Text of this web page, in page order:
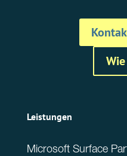
Leistungen
Microsoft Surface